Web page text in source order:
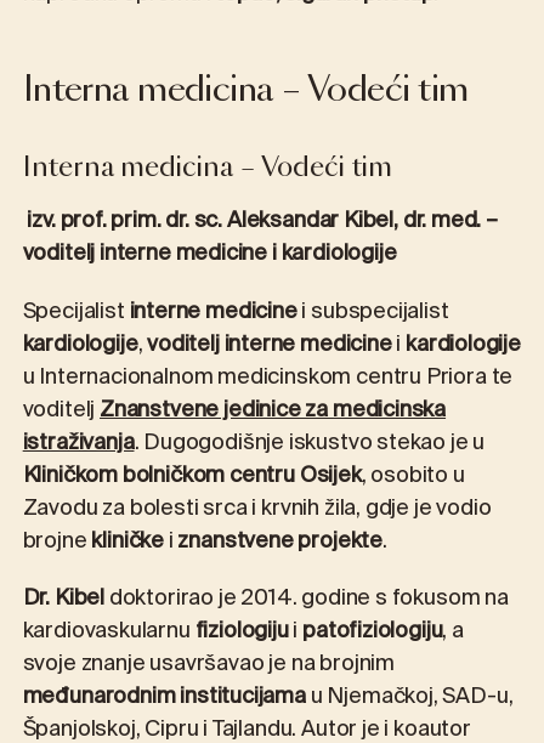
Interna medicina – Vodeći tim
Interna medicina – Vodeći tim
izv. prof. prim. dr. sc. Aleksandar Kibel, dr. med. –
voditelj interne medicine i kardiologije
Specijalistinterne medicinei subspecijalist
kardiologije,voditelj interne medicineikardiologije
u Internacionalnom medicinskom centru Priora te
voditeljZnanstvene jedinice za medicinska
istraživanja. Dugogodišnje iskustvo stekao je u
Kliničkom bolničkom centru Osijek, osobito u
Zavodu za bolesti srca i krvnih žila, gdje je vodio
brojnekliničkeiznanstvene projekte.
Dr. Kibeldoktorirao je 2014. godine s fokusom na
kardiovaskularnufiziologijuipatofiziologiju, a
svoje znanje usavršavao je na brojnim
međunarodnim institucijamau Njemačkoj, SAD-u,
Španjolskoj, Cipru i Tajlandu. Autor je i koautor